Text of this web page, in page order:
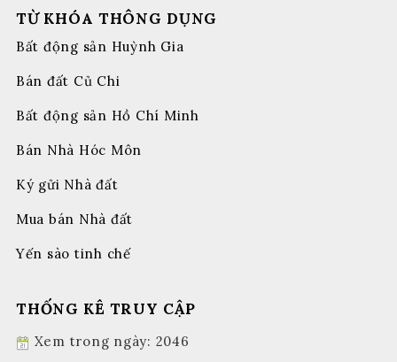
TỪ KHÓA THÔNG DỤNG
Bất động sản Huỳnh Gia
Bán đất Củ Chi
Bất động sản Hồ Chí Minh
Bán Nhà Hóc Môn
Ký gửi Nhà đất
Mua bán Nhà đất
Yến sào tinh chế
THỐNG KÊ TRUY CẬP
Xem trong ngày: 2046